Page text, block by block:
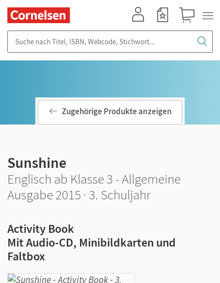
Zugehörige Produkte anzeigen
Sunshine
Englisch ab Klasse 3 - Allgemeine
Ausgabe 2015 · 3. Schuljahr
Activity Book
Mit Audio-CD, Minibildkarten und
Faltbox